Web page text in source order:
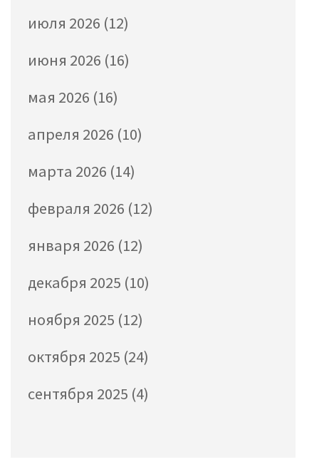
июля 2026 (12)
июня 2026 (16)
мая 2026 (16)
апреля 2026 (10)
марта 2026 (14)
февраля 2026 (12)
января 2026 (12)
декабря 2025 (10)
ноября 2025 (12)
октября 2025 (24)
сентября 2025 (4)